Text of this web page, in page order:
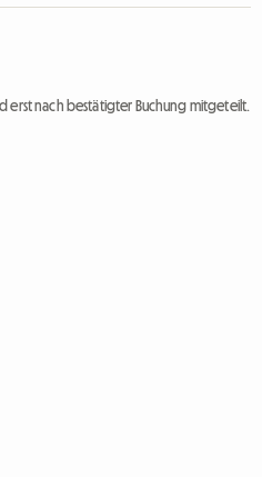
erst nach bestätigter Buchung mitgeteilt.